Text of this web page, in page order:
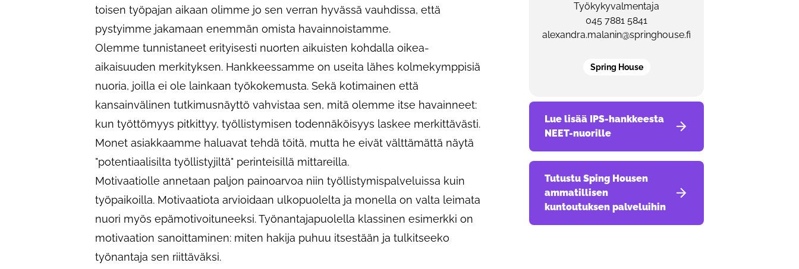
toisen työpajan aikaan olimme jo sen verran hyvässä vauhdissa, että
pystyimme jakamaan enemmän omista havainnoistamme.
Olemme tunnistaneet erityisesti nuorten aikuisten kohdalla oikea-
aikaisuuden merkityksen. Hankkeessamme on useita lähes kolmekymppisiä
nuoria, joilla ei ole lainkaan työkokemusta. Sekä kotimainen että
kansainvälinen tutkimusnäyttö vahvistaa sen, mitä olemme itse havainneet:
kun työttömyys pitkittyy, työllistymisen todennäköisyys laskee merkittävästi.
Monet asiakkaamme haluavat tehdä töitä, mutta he eivät välttämättä näytä
"potentiaalisilta työllistyjiltä" perinteisillä mittareilla.
Motivaatiolle annetaan paljon painoarvoa niin työllistymispalveluissa kuin
työpaikoilla. Motivaatiota arvioidaan ulkopuolelta ja monella on valta leimata
nuori myös epämotivoituneeksi. Työnantajapuolella klassinen esimerkki on
motivaation sanoittaminen: miten hakija puhuu itsestään ja tulkitseeko
työnantaja sen riittäväksi.
Työkykyvalmentaja
045 7881 5841
alexandra.malanin@springhouse.fi
Spring House
Lue lisää IPS-hankkeesta
NEET-nuorille
Tutustu Sping Housen
ammatillisen
kuntoutuksen palveluihin